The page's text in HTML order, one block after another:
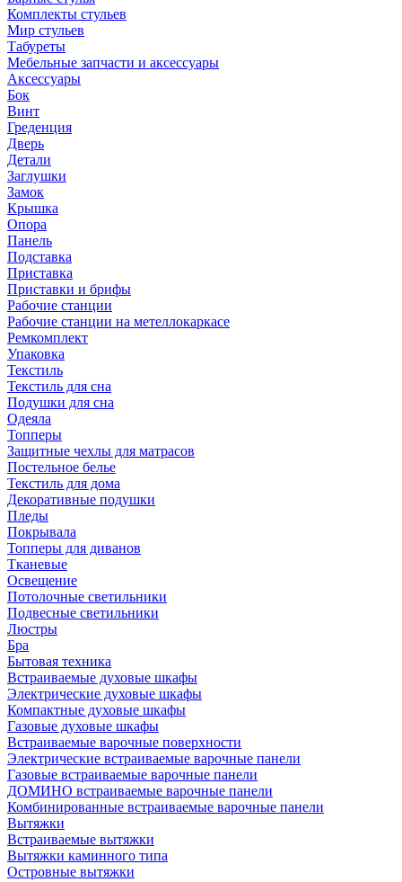
Комплекты стульев
Мир стульев
Табуреты
Мебельные запчасти и аксессуары
Аксессуары
Бок
Винт
Греденция
Дверь
Детали
Заглушки
Замок
Крышка
Опора
Панель
Подставка
Приставка
Приставки и брифы
Рабочие станции
Рабочие станции на метеллокаркасе
Ремкомплект
Упаковка
Текстиль
Текстиль для сна
Подушки для сна
Одеяла
Топперы
Защитные чехлы для матрасов
Постельное белье
Текстиль для дома
Декоративные подушки
Пледы
Покрывала
Топперы для диванов
Тканевые
Освещение
Потолочные светильники
Подвесные светильники
Люстры
Бра
Бытовая техника
Встраиваемые духовые шкафы
Электрические духовые шкафы
Компактные духовые шкафы
Газовые духовые шкафы
Встраиваемые варочные поверхности
Электрические встраиваемые варочные панели
Газовые встраиваемые варочные панели
ДОМИНО встраиваемые варочные панели
Комбинированные встраиваемые варочные панели
Вытяжки
Встраиваемые вытяжки
Вытяжки каминного типа
Островные вытяжки